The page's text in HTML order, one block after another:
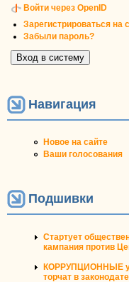
Войти через OpenID
Зарегистрироваться на
Забыли пароль?
Навигация
Новое на сайте
Ваши голосования
Подшивки
Стартует
кампания против
КОРРУПЦИОННЫЕ
торчат в